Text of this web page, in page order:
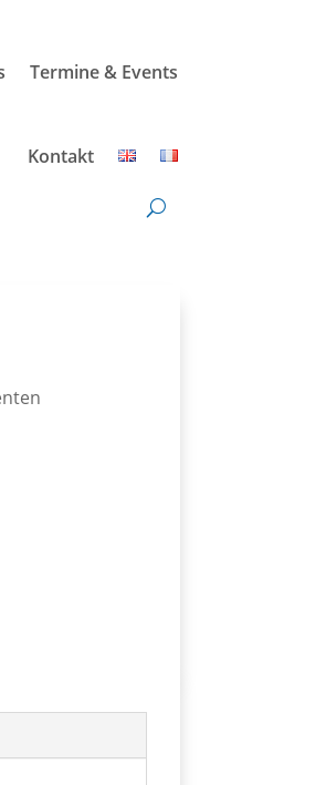
Termine & Events
Kontakt